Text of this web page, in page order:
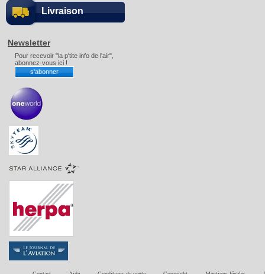
Livraison
Newsletter
Pour recevoir "la p'tite info de l'air",
abonnez-vous ici !